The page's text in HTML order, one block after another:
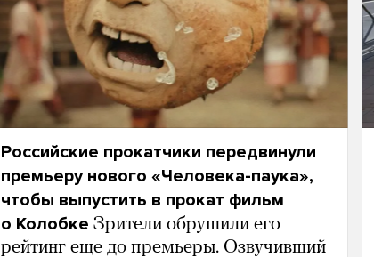
Российские прокатчики передвинули
премьеру нового «Человека-паука»,
чтобы выпустить в прокат фильм
о Колобке Зрители обрушили его
рейтинг еще до премьеры. Озвучивший